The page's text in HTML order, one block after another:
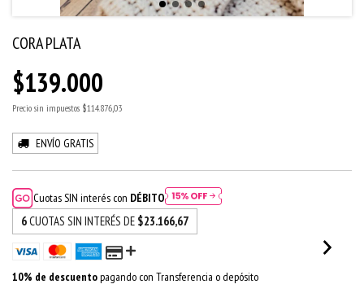
CORA PLATA
$139.000
Precio sin impuestos $114.876,03
ENVÍO GRATIS
Cuotas SIN interés con DÉBITO
6CUOTAS SIN INTERÉS DE $23.166,67
10% de descuentopagando con Transferencia o depósito